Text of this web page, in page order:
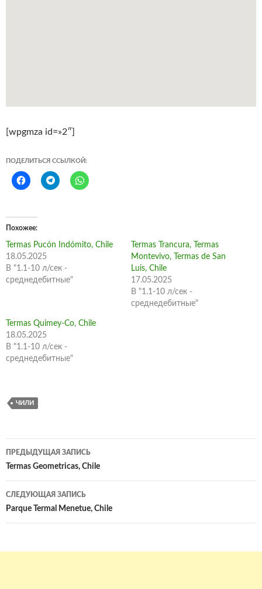
[wpgmza id=»2″]
ПОДЕЛИТЬСЯ ССЫЛКОЙ:
Похожее
Termas Pucón Indómito, Chile
18.05.2025
В "1.1-10 л/сек -
среднедебитные"
Termas Trancura, Termas
Montevivo, Termas de San
Luis, Chile
17.05.2025
В "1.1-10 л/сек -
среднедебитные"
Termas Quimey-Co, Chile
18.05.2025
В "1.1-10 л/сек -
среднедебитные"
ЧИЛИ
Навигация
по
записям
ПРЕДЫДУЩАЯ ЗАПИСЬ
Termas Geometricas, Chile
СЛЕДУЮЩАЯ ЗАПИСЬ
Parque Termal Menetue, Chile